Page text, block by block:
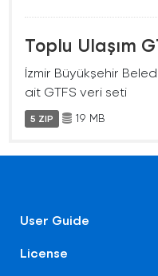
Toplu Ulaşım
İzmir Büyükşehir
ait GTFS veri seti
5 ZIP 19 MB
User Guide
License